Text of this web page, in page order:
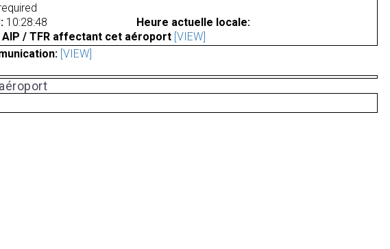
10:28:48
Heure actuelle locale:
AIP / TFR affectant cet aéroport [VIEW]
[VIEW]